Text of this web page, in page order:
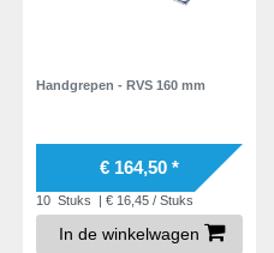
Handgrepen - RVS 160 mm
€ 164,50 *
10 Stuks | € 16,45 / Stuks
In de winkelwagen